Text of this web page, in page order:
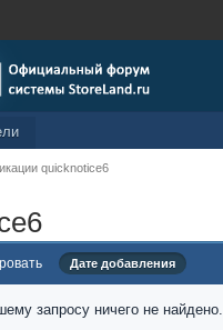
quicknotice6
Дате добавления
запросу ничего не найдено.